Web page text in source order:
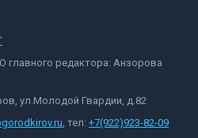
главного редактора: Анзорова
ул.Молодой Гвардии, д.82
, тел: +7(922)923-82-09